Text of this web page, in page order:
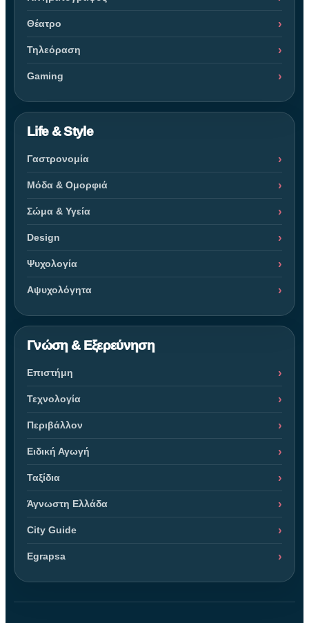
Θέατρο
Τηλεόραση
Gaming
Life & Style
Γαστρονομία
Μόδα & Ομορφιά
Σώμα & Υγεία
Design
Ψυχολογία
Αψυχολόγητα
Γνώση & Εξερεύνηση
Επιστήμη
Τεχνολογία
Περιβάλλον
Ειδική Αγωγή
Ταξίδια
Άγνωστη Ελλάδα
City Guide
Egrapsa